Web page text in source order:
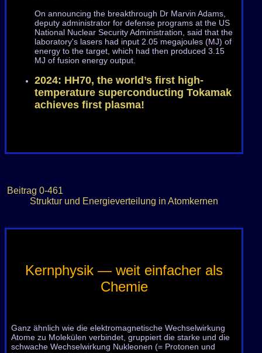
On announcing the breakthrough Dr Marvin Adams,
deputy administrator for defense programs at the US
National Nuclear Security Administration, said that the
laboratory's lasers had input 2.05 megajoules (MJ) of
energy to the target, which had then produced 3.15
MJ of fusion energy output.
2024: HH70, the world’s first high-
temperature superconducting Tokamak
achieves first plasma!
Beitrag 0-461
Struktur und Energieverteilung in Atomkernen
Kernphysik — weit einfacher als
Chemie
Ganz ähnlich wie die elektromagnetische Wechselwirkung
Atome zu Molekülen verbindet, gruppiert die starke und die
schwache Wechselwirkung Nukleonen (= Protonen und